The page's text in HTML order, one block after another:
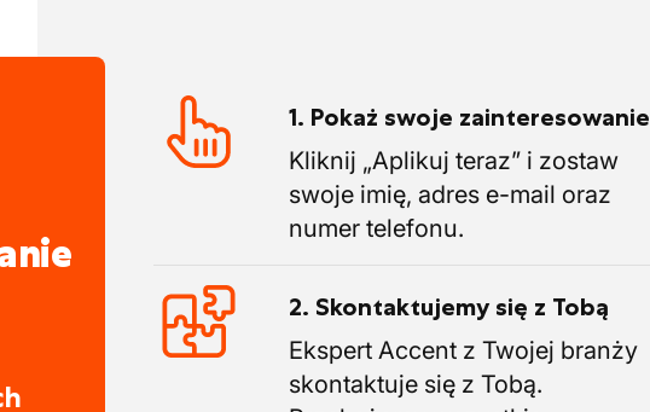
1. Pokaż swoje zainteresowanie
Kliknij „Aplikuj teraz” i zostaw
swoje imię, adres e-mail oraz
numer telefonu.
2. Skontaktujemy się z Tobą
Ekspert Accent z Twojej branży
skontaktuje się z Tobą.